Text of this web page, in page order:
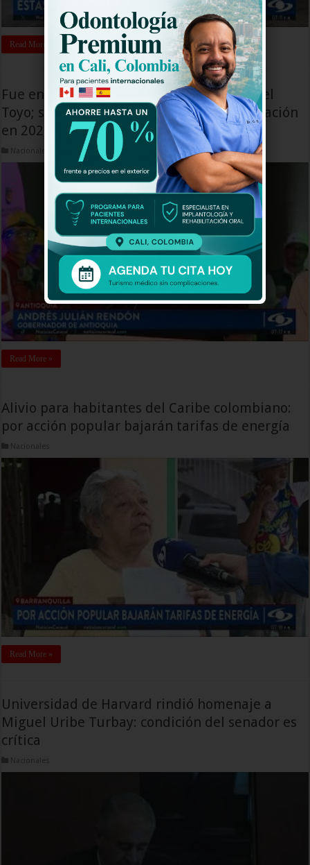
Read More »
Fue entregado revestimiento del Túnel del
Toyo; se espera que la obra entre en operación
en 2026
Nacionales
Read More »
Alivio para habitantes del Caribe colombiano:
por acción popular bajarán tarifas de energía
Nacionales
Read More »
Universidad de Harvard rindió homenaje a
Miguel Uribe Turbay: condición del senador es
crítica
Nacionales